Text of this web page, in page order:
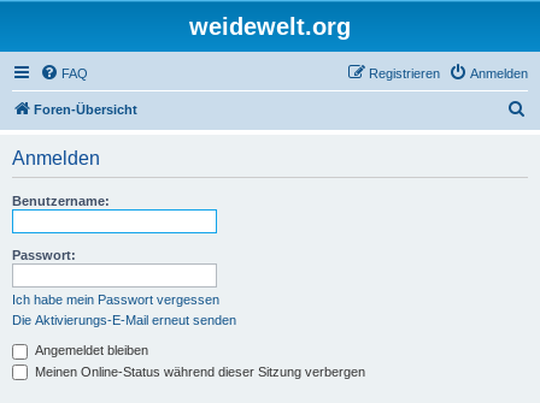
weidewelt.org
FAQ Anmelden
Registrieren
Foren-Übersicht
Anmelden
Benutzername:
Passwort:
Ich habe mein Passwort vergessen
Die Aktivierungs-E-Mail erneut senden
Angemeldet bleiben
Meinen Online-Status während dieser Sitzung verbergen